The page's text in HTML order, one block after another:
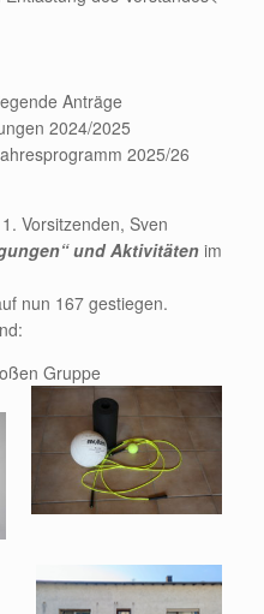
Anträge
2024/2025
2025/26
Vorsitzenden, Sven
und Aktivitäten im
nun 167 gestiegen.
Gruppe